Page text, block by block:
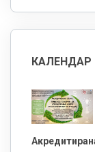
КАЛЕНДАР